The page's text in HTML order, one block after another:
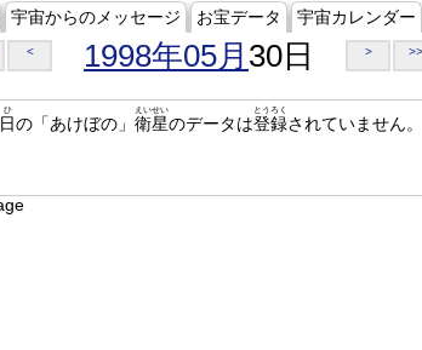
宇宙からのメッセージ お宝データ 宇宙カレンダー
< 1998年05月 30日 > >>
日
ひ
の「あけぼの」 衛星
えいせい
のデータは登録
とうろく
されていません。